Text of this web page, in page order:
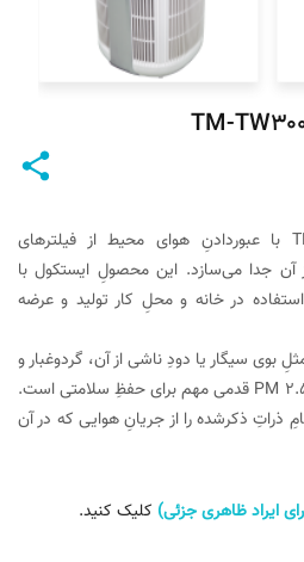
دستگاهِ تصفیه‌ی TM-TW۳۰۰UV با عبوردادنِ هوای محیط از فیلترهای
آن جدا می‌‌سازد. این محصولِ ایستکول با
در خانه و محلِ کار تولید و عرضه
بوی سیگار یا دودِ ناشی از آن، گردوغبار و
سایرِ ذراتِ معلق در هوا تا ابعادِ PM ۲.۵ قدمی مهم برای حفظِ سلامتی است.
ذراتِ ذکرشده را از جریانِ هوایی که در آن
ایراد ظاهری جزئی) کلیک کنید.